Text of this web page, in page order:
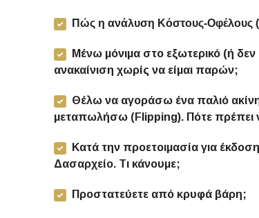
Πώς η ανάλυση Κόστους-Οφέλους
Μένω μόνιμα στο εξωτερικό (ή
ανακαίνιση χωρίς να είμαι παρών;
Θέλω να αγοράσω ένα παλιό
μεταπωλήσω (Flipping). Πότε πρέπει
Κατά την προετοιμασία για
Δασαρχείο. Τι κάνουμε;
Προστατεύετε από κρυφά βάρη;